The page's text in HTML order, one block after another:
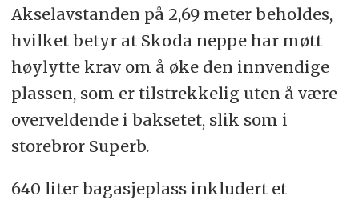
Akselavstanden på 2,69 meter beholdes,
hvilket betyr at Skoda neppe har møtt
høylytte krav om å øke den innvendige
plassen, som er tilstrekkelig uten å være
overveldende i baksetet, slik som i
storebror Superb.
640 liter bagasjeplass inkludert et